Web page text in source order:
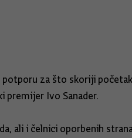
za što skoriji
premijer Ivo Sanader.
ali i čelnici oporbenih